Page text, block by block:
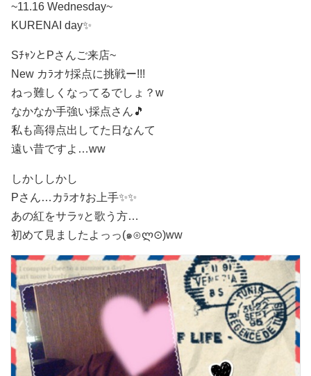
~11.16 Wednesday~
KURENAI day✨
SﾁｬﾝとPさんご来店~
New カﾗオｹ採点に挑戦ー!!!
ねっ難しくなってるでしょ？w
なかなか手強い採点さん🎵
私も高得点出してた日なんて
遠い昔ですよ…ww
しかししかし
Pさん…カﾗオｹお上手✨✨
あの紅をサラｯと歌う方…
初めて見ましたよっっ(๑⊙ლ⊙)ww